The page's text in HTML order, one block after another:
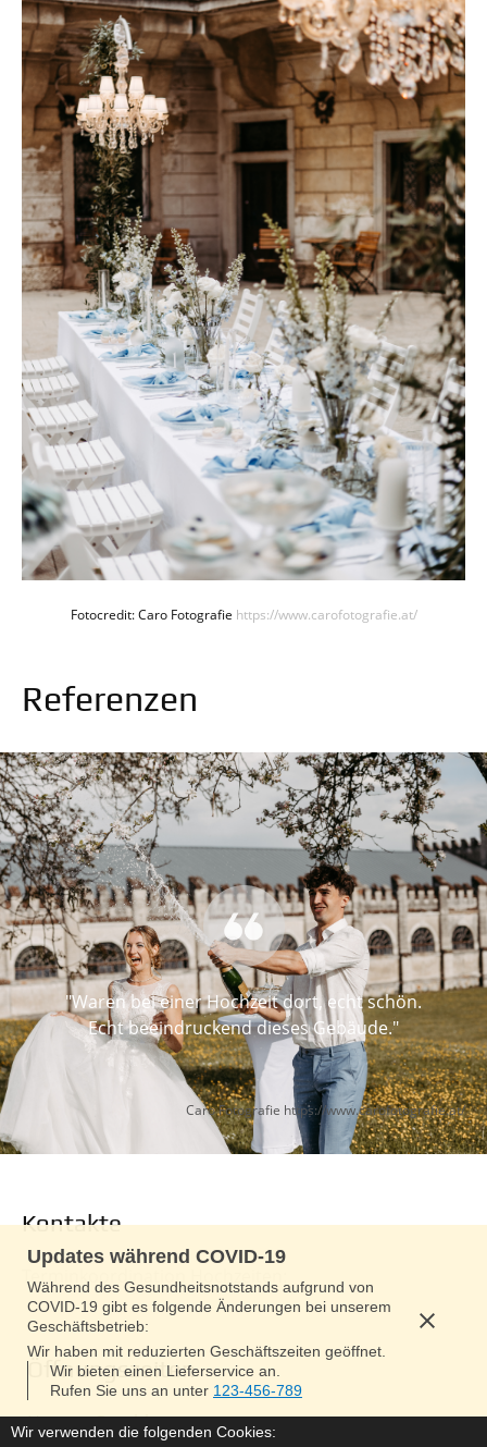
Fotocredit: Caro Fotografie https://www.carofotografie.at/
Referenzen
"Waren bei einer Hochzeit dort, echt schön.
Caro Fotografie https://www.carofotografie.at/
Kontakte
Terminkoordination Hochzeiten:
Öffnungszeiten
Heute Geschlossen
Updates während COVID-19
Während des Gesundheitsnotstands aufgrund von
COVID-19 gibt es folgende Änderungen bei unserem
Geschäftsbetrieb:
Wir haben mit reduzierten Geschäftszeiten geöffnet.
Wir bieten einen Lieferservice an.
Rufen Sie uns an unter 123-456-789
Wir verwenden die folgenden Cookies: